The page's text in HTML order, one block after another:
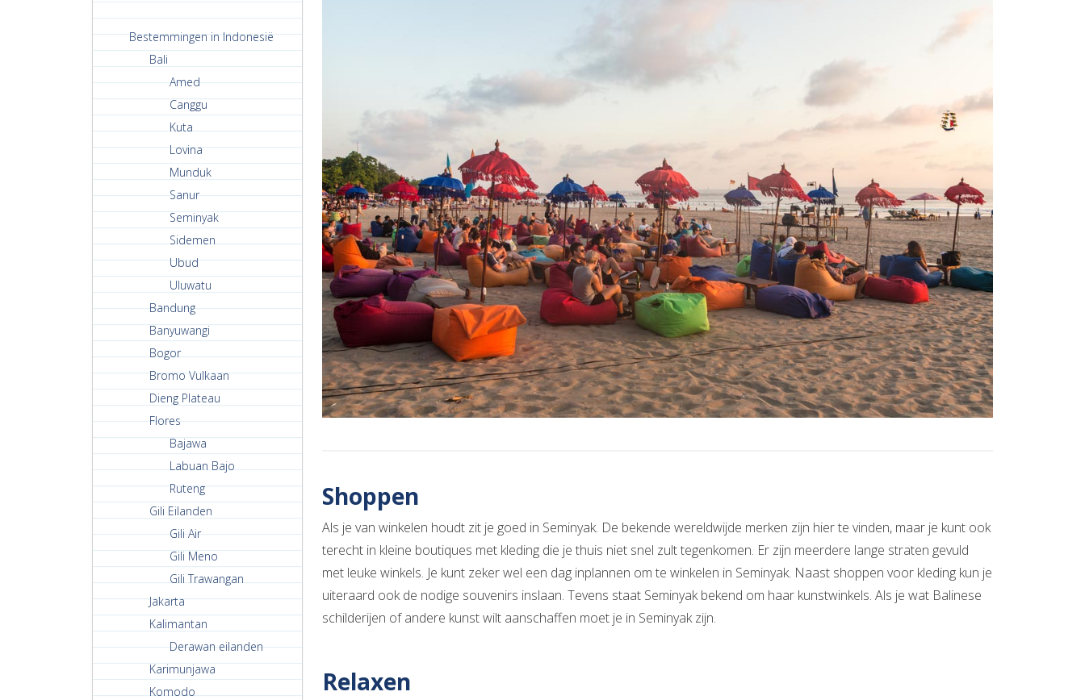
Bestemmingen in Indonesië
Bali
Amed
Canggu
Kuta
Lovina
Munduk
Sanur
Seminyak
Sidemen
Ubud
Uluwatu
Bandung
Banyuwangi
Bogor
Bromo Vulkaan
Dieng Plateau
Flores
Bajawa
Labuan Bajo
Ruteng
Gili Eilanden
Gili Air
Gili Meno
Gili Trawangan
Jakarta
Kalimantan
Derawan eilanden
Karimunjawa
Komodo
Shoppen
Als je van winkelen houdt zit je goed in Seminyak. De bekende wereldwijde merken zijn hier te vinden, maar je kunt ook
terecht in kleine boutiques met kleding die je thuis niet snel zult tegenkomen. Er zijn meerdere lange straten gevuld
met leuke winkels. Je kunt zeker wel een dag inplannen om te winkelen in Seminyak. Naast shoppen voor kleding kun je
uiteraard ook de nodige souvenirs inslaan. Tevens staat Seminyak bekend om haar kunstwinkels. Als je wat Balinese
schilderijen of andere kunst wilt aanschaffen moet je in Seminyak zijn.
Relaxen